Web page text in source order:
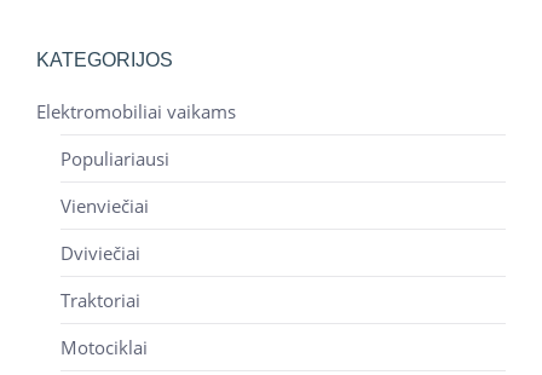
KATEGORIJOS
Elektromobiliai vaikams
Populiariausi
Vienviečiai
Dviviečiai
Traktoriai
Motociklai